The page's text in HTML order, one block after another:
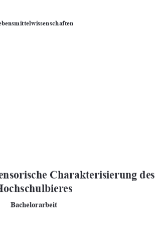
che Charakterisierung des
Bachelorarbeit